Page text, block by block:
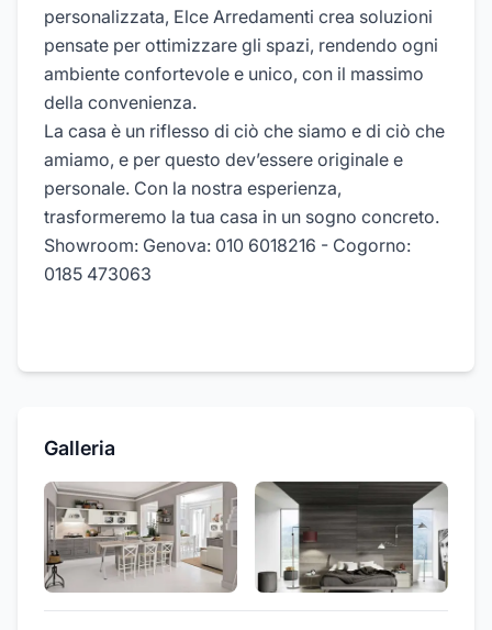
personalizzata, Elce Arredamenti crea soluzioni
pensate per ottimizzare gli spazi, rendendo ogni
ambiente confortevole e unico, con il massimo
della convenienza.
La casa è un riflesso di ciò che siamo e di ciò che
amiamo, e per questo dev’essere originale e
personale. Con la nostra esperienza,
trasformeremo la tua casa in un sogno concreto.
Showroom: Genova: 010 6018216 - Cogorno:
0185 473063
Galleria